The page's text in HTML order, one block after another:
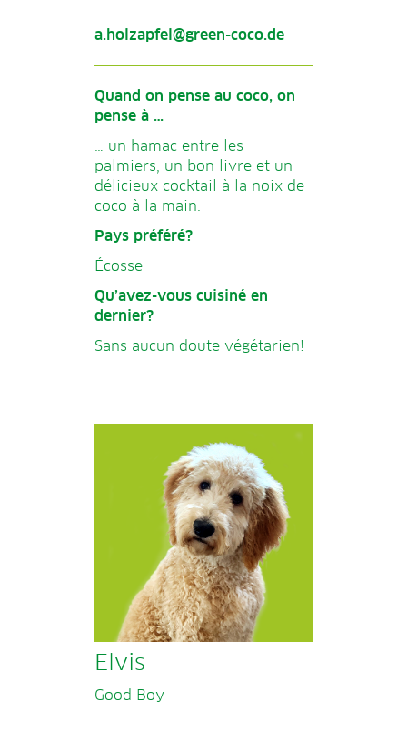
a.holzapfel@green-coco.de
Quand on pense au coco, on
pense à …
… un hamac entre les
palmiers, un bon livre et un
délicieux cocktail à la noix de
coco à la main.
Pays préféré?
Écosse
Qu’avez-vous cuisiné en
dernier?
Sans aucun doute végétarien!
Elvis
Good Boy